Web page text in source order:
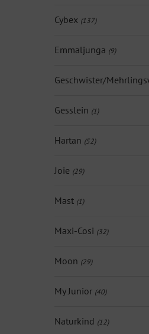
Cybex (137)
Emmaljunga (9)
Geschwister/
Gesslein (1)
Hartan (52)
Joie (29)
Mast (1)
Maxi-Cosi (32)
Moon (29)
My Junior (40)
Naturkind (12)